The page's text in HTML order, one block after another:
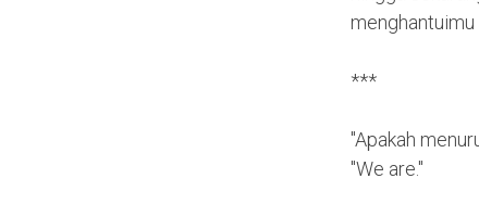
***
"Apakah
"We are."